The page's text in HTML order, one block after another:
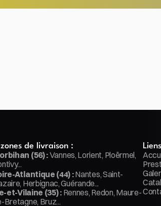
zones de livraison :
(56) : Vannes, Lorient, Ploërmel,
Atlantique (44) : Nantes, Saint-
Herbignac, Guérande...
et-Vilaine (35) : Rennes, Redon, Maure-
Bretagne, Bruz...